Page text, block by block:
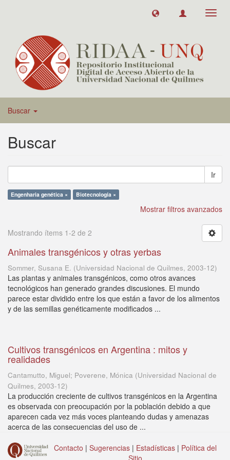
Buscar
Buscar
Ir
Engenharia genética × Biotecnología ×
Mostrar filtros avanzados
Mostrando ítems 1-2 de 2
Animales transgénicos y otras yerbas
Sommer, Susana E. (Universidad Nacional de Quilmes, 2003-12)
Las plantas y animales transgénicos, como otros avances
tecnológicos han generado grandes discusiones. El mundo
parece estar dividido entre los que están a favor de los alimentos
y de las semillas genéticamente modificados ...
Cultivos transgénicos en Argentina : mitos y
realidades
Cantamutto, Miguel; Poverene, Mónica (Universidad Nacional de
Quilmes, 2003-12)
La producción creciente de cultivos transgénicos en la Argentina
es observada con preocupación por la población debido a que
aparecen cada vez más voces planteando dudas y amenazas
acerca de las consecuencias del uso de ...
Contacto | Sugerencias | Estadísticas | Política del
Sitio